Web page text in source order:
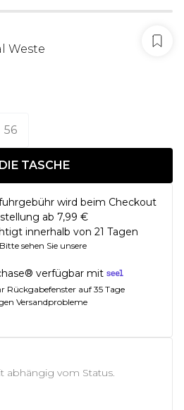
Weste
56
TASCHE
wird beim Checkout
ab 7,99 €
innerhalb von 21 Tagen
Bitte sehen Sie unsere
verfügbar mit
Rückgabefenster auf 35 Tage
Versandprobleme
abhängig vom Status.